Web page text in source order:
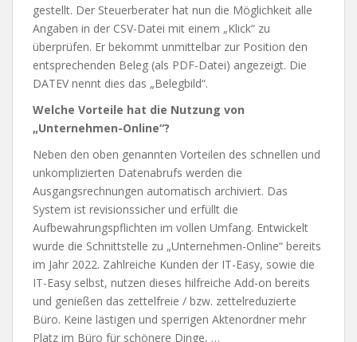
gestellt. Der Steuerberater hat nun die Möglichkeit alle
Angaben in der CSV-Datei mit einem „Klick“ zu
überprüfen. Er bekommt unmittelbar zur Position den
entsprechenden Beleg (als PDF-Datei) angezeigt. Die
DATEV nennt dies das „Belegbild“.
Welche Vorteile hat die Nutzung von
„Unternehmen-Online“?
Neben den oben genannten Vorteilen des schnellen und
unkomplizierten Datenabrufs werden die
Ausgangsrechnungen automatisch archiviert. Das
System ist revisionssicher und erfüllt die
Aufbewahrungspflichten im vollen Umfang. Entwickelt
wurde die Schnittstelle zu „Unternehmen-Online“ bereits
im Jahr 2022. Zahlreiche Kunden der IT-Easy, sowie die
IT-Easy selbst, nutzen dieses hilfreiche Add-on bereits
und genießen das zettelfreie / bzw. zettelreduzierte
Büro. Keine lästigen und sperrigen Aktenordner mehr
Platz im Büro für schönere Dinge, …